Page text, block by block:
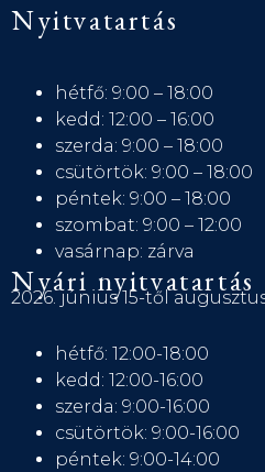
Nyitvatartás
hétfő: 9:00 – 18:00
kedd: 12:00 – 16:00
szerda: 9:00 – 18:00
csütörtök: 9:00 – 18:00
péntek: 9:00 – 18:00
szombat: 9:00 – 12:00
vasárnap: zárva
Nyári nyitvatartás
2026. június 15-től
hétfő: 12:00-18:00
kedd: 12:00-16:00
szerda: 9:00-16:00
csütörtök: 9:00-16:00
péntek: 9:00-14:00